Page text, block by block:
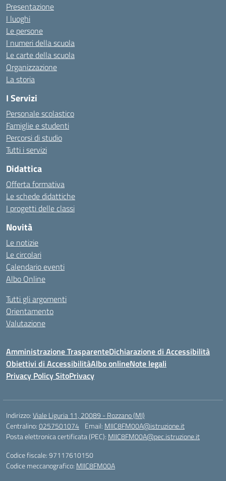
Presentazione
I luoghi
Le persone
I numeri della scuola
Le carte della scuola
Organizzazione
La storia
I Servizi
Personale scolastico
Famiglie e studenti
Percorsi di studio
Tutti i servizi
Didattica
Offerta formativa
Le schede didattiche
I progetti delle classi
Novità
Le notizie
Le circolari
Calendario eventi
Albo Online
Tutti gli argomenti
Orientamento
Valutazione
Amministrazione TrasparenteDichiarazione di Accessibilità
Obiettivi di AccessibilitàAlbo onlineNote legali
Privacy Policy SitoPrivacy
Indirizzo:Viale Liguria 11, 20089 - Rozzano (MI)
Centralino:0257501074 Email: MIIC8FM00A@istruzione.it
Posta elettronica certificata (PEC): MIIC8FM00A@pec.istruzione.it
Codice fiscale: 97117610150
Codice meccanografico: MIIC8FM00A